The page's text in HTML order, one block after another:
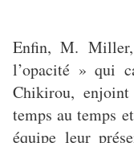
Enfin, M.
l’opacité » qui
Chikirou,
temps au temps
équipe leur